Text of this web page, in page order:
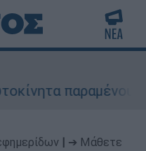
παραμένουν
➔ Μάθετε